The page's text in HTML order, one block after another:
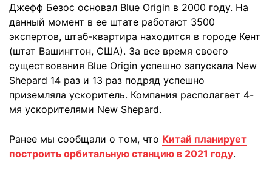
Джефф Безос основал Blue Origin в 2000 году. На
данный момент в ее штате работают 3500
экспертов, штаб-квартира находится в городе Кент
(штат Вашингтон, США). За все время своего
существования Blue Origin успешно запускала New
Shepard 14 раз и 13 раз подряд успешно
приземляла ускоритель. Компания располагает 4-
мя ускорителями New Shepard.
Ранее мы сообщали о том, что Китай планирует
построить орбитальную станцию в 2021 году.